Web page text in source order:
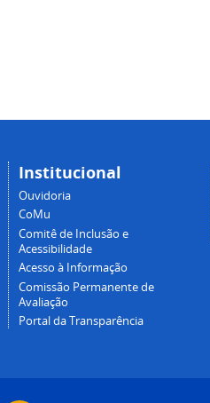
Institucional
Ouvidoria
CoMu
Comitê de Inclusão e
Acessibilidade
Acesso à Informação
Comissão Permanente de
Avaliação
Portal da Transparência